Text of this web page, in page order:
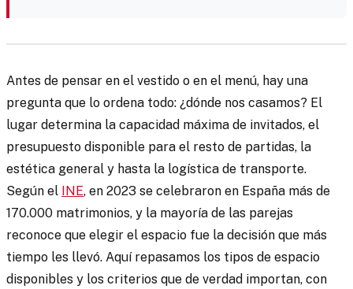
Antes de pensar en el vestido o en el menú, hay una
pregunta que lo ordena todo: ¿dónde nos casamos? El
lugar determina la capacidad máxima de invitados, el
presupuesto disponible para el resto de partidas, la
estética general y hasta la logística de transporte.
Según el INE, en 2023 se celebraron en España más de
170.000 matrimonios, y la mayoría de las parejas
reconoce que elegir el espacio fue la decisión que más
tiempo les llevó. Aquí repasamos los tipos de espacio
disponibles y los criterios que de verdad importan, con